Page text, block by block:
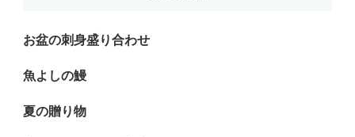
お盆の刺身盛り合わせ
魚よしの鰻
夏の贈り物